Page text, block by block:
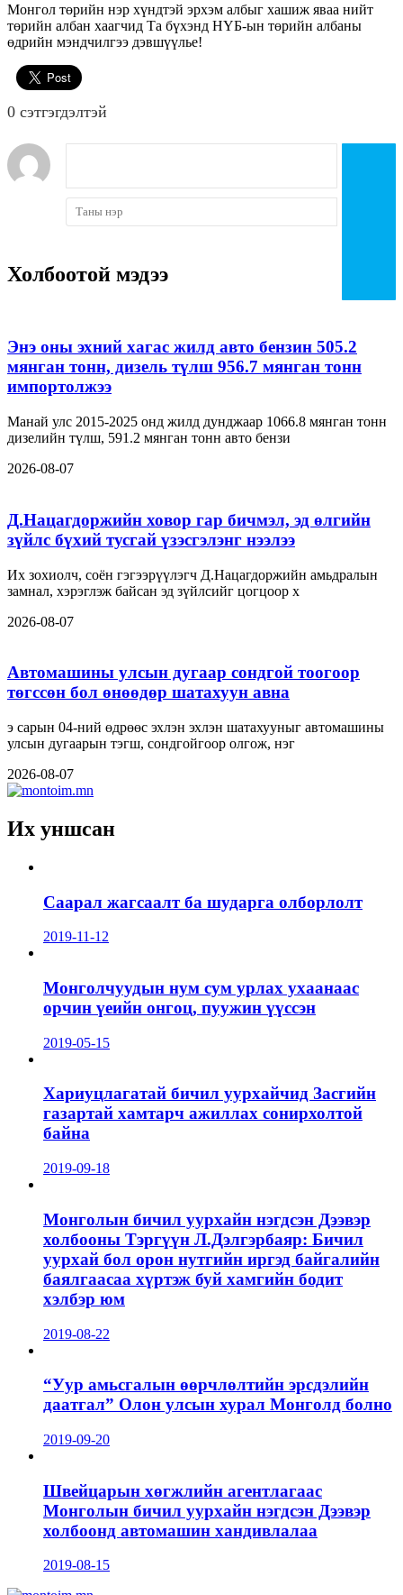
Монгол төрийн нэр хүндтэй эрхэм албыг хашиж яваа нийт
төрийн албан хаагчид Та бүхэнд НҮБ-ын төрийн албаны
өдрийн мэндчилгээ дэвшүүлье!
0 cэтгэгдэлтэй
Холбоотой мэдээ
Энэ оны эхний хагас жилд авто бензин 505.2
мянган тонн, дизель түлш 956.7 мянган тонн
импортолжээ
Манай улс 2015-2025 онд жилд дунджаар 1066.8 мянган тонн
дизелийн түлш, 591.2 мянган тонн авто бензи
2026-08-07
Д.Нацагдоржийн ховор гар бичмэл, эд өлгийн
зүйлс бүхий тусгай үзэсгэлэнг нээлээ
Их зохиолч, соён гэгээрүүлэгч Д.Нацагдоржийн амьдралын
замнал, хэрэглэж байсан эд зүйлсийг цогцоор х
2026-08-07
Автомашины улсын дугаар сондгой тоогоор
төгссөн бол өнөөдөр шатахуун авна
э сарын 04-ний өдрөөс эхлэн эхлэн шатахууныг автомашины
улсын дугаарын тэгш, сондгойгоор олгож, нэг
2026-08-07
Их уншсан
Саарал жагсаалт ба шударга олборлолт
2019-11-12
Монголчуудын нум сум урлах ухаанаас
орчин үеийн онгоц, пуужин үүссэн
2019-05-15
Хариуцлагатай бичил уурхайчид Засгийн
газартай хамтарч ажиллах сонирхолтой
байна
2019-09-18
Монголын бичил уурхайн нэгдсэн Дээвэр
холбооны Тэргүүн Л.Дэлгэрбаяр: Бичил
уурхай бол орон нутгийн иргэд байгалийн
баялгаасаа хүртэж буй хамгийн бодит
хэлбэр юм
2019-08-22
“Уур амьсгалын өөрчлөлтийн эрсдэлийн
даатгал” Олон улсын хурал Монголд болно
2019-09-20
Швейцарын хөгжлийн агентлагаас
Монголын бичил уурхайн нэгдсэн Дээвэр
холбоонд автомашин хандивлалаа
2019-08-15